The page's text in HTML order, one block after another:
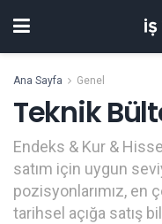
Ana Sayfa Genel
Teknik
Endeks & Kur &
satım için uygun
pozisyonlarımız, en
tarihsel açığa satış